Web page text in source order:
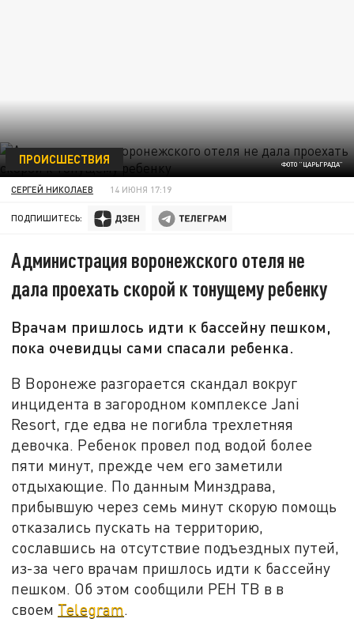
ФОТО "ЦАРЬГРАДА"
ПРОИСШЕСТВИЯ
СЕРГЕЙ НИКОЛАЕВ 14 ИЮНЯ 17:19
ПОДПИШИТЕСЬ:
Администрация воронежского отеля не
дала проехать скорой к тонущему ребенку
Врачам пришлось идти к бассейну пешком,
пока очевидцы сами спасали ребенка.
В Воронеже разгорается скандал вокруг
инцидента в загородном комплексе Jani
Resort, где едва не погибла трехлетняя
девочка. Ребенок провел под водой более
пяти минут, прежде чем его заметили
отдыхающие. По данным Минздрава,
прибывшую через семь минут скорую помощь
отказались пускать на территорию,
сославшись на отсутствие подъездных путей,
из-за чего врачам пришлось идти к бассейну
пешком. Об этом сообщили РЕН ТВ в в
своем Telegram.